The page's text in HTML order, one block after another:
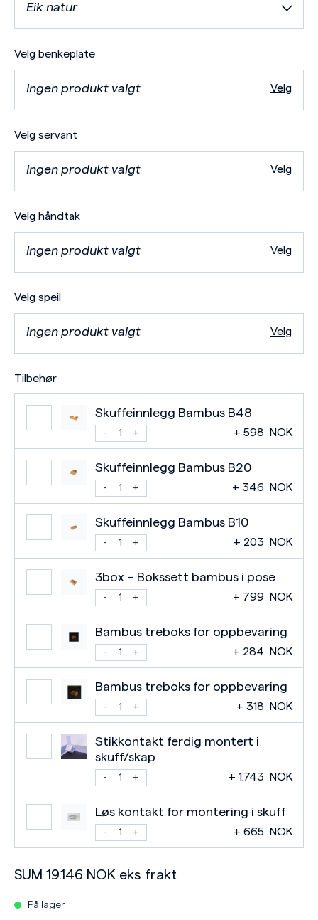
Eik natur
Velg benkeplate
Ingen produkt valgt Velg
Velg servant
Ingen produkt valgt Velg
Velg håndtak
Ingen produkt valgt Velg
Velg speil
Ingen produkt valgt Velg
Tilbehør
Skuffeinnlegg Bambus B48
+ 598 NOK
Skuffeinnlegg Bambus B20
+ 346 NOK
Skuffeinnlegg Bambus B10
+ 203 NOK
3box – Bokssett bambus i pose
+ 799 NOK
Bambus treboks for oppbevaring
+ 284 NOK
Bambus treboks for oppbevaring
+ 318 NOK
Stikkontakt ferdig montert i
skuff/skap
+ 1.743 NOK
Løs kontakt for montering i skuff
+ 665 NOK
SUM 19.146 NOK eks frakt
På lager